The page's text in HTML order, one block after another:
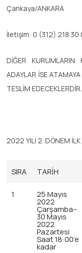
Çankaya/ANKARA
İletişim: 0 (312) 218 30
DİĞER KURUMLARIN
ADAYLAR İSE
TESLİM EDECEKLERDİR.
2022 YILI 2. DÖNEM İLK
SIRA TARİH
1 25 Mayıs
2022
Çarşamba–
30 Mayıs
2022
Pazartesi
Saat 18:00’e
kadar